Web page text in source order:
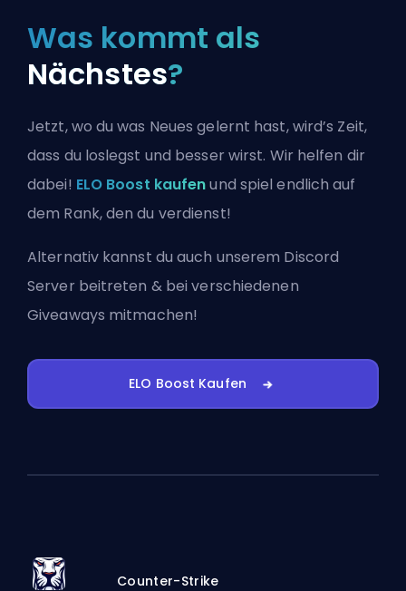
Was kommt als
Nächstes?
Jetzt, wo du was Neues gelernt hast, wird’s Zeit,
dass du loslegst und besser wirst. Wir helfen dir
dabei! ELO Boost kaufenund spiel endlich auf
dem Rank, den du verdienst!
Alternativ kannst du auch unserem Discord
Server beitreten & bei verschiedenen
Giveaways mitmachen!
ELO Boost Kaufen
Counter-Strike